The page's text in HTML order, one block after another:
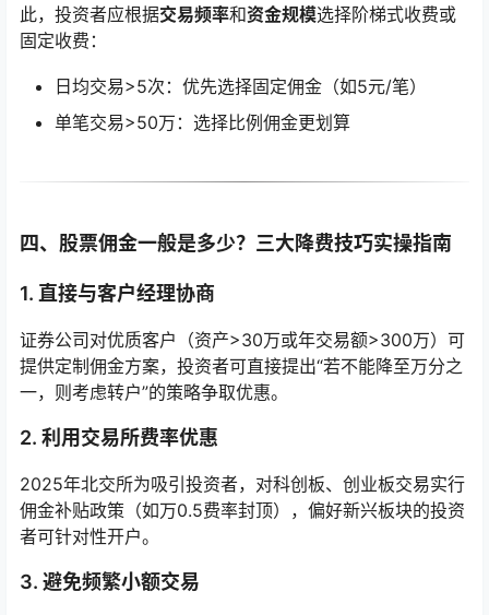
此，投资者应根据交易频率和资金规模选择阶梯式收费或
固定收费：
日均交易>5次：优先选择固定佣金（如5元/笔）
单笔交易>50万：选择比例佣金更划算
四、股票佣金一般是多少？三大降费技巧实操指南
1. 直接与客户经理协商
证券公司对优质客户（资产>30万或年交易额>300万）可
提供定制佣金方案，投资者可直接提出“若不能降至万分之
一，则考虑转户”的策略争取优惠。
2. 利用交易所费率优惠
2025年北交所为吸引投资者，对科创板、创业板交易实行
佣金补贴政策（如万0.5费率封顶），偏好新兴板块的投资
者可针对性开户。
3. 避免频繁小额交易